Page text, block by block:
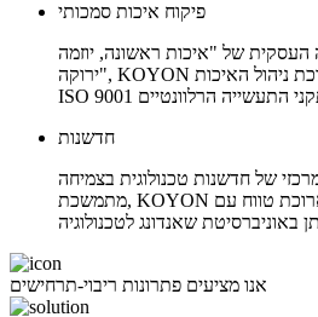
פיקוח איכות סמכותי
העסקית של "איכות ראשונה, יוזמה
ירוקה", KOYON מיישמת בקפדנות את מערכת ניהול האיכות
חדשנות
של חדשנות טכנולוגית בצמיחה
מתמשכת, KOYON יצרה שותפות אסטרטגית ארוכת טווח עם
אנו מציעים פתרונות ריבוי-תרחישים